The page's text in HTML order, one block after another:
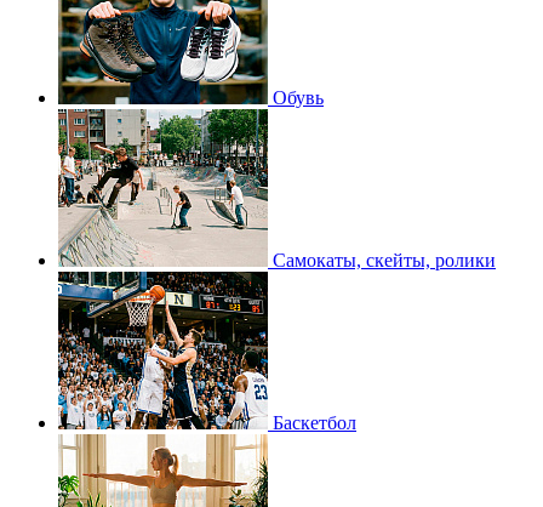
Обувь
Самокаты, скейты, ролики
Баскетбол